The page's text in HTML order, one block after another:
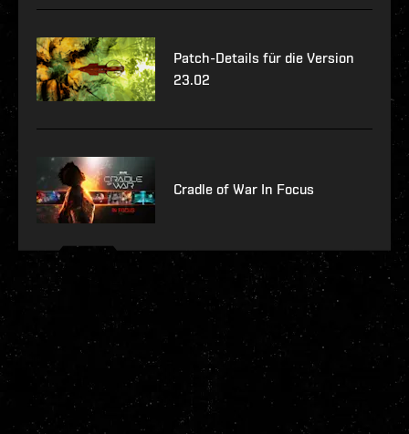
Patch-Details für die Version
23.02
Cradle of War In Focus